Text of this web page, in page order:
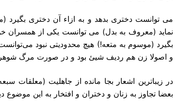
مى توانست دخترى بدهد و به ازاء آن دخترى
نماید (معروف به بدل) مى توانست یکى از همسران
بگیرد (موسوم به متعه!) هیچ محدودیتى نبود
و اصولا زن هم ردیف شیئ بود و در صورت مرگ شوهر
در زیبا‌ترین اشعار بجا مانده از جاهلیت
بعضا تجاوز به زنان و دختران و افتخار به این